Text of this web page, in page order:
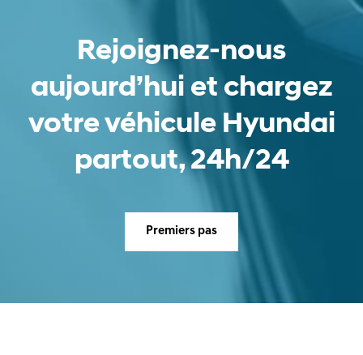
Rejoignez-nous
aujourd’hui et chargez
votre véhicule Hyundai
partout, 24h/24
Premiers pas